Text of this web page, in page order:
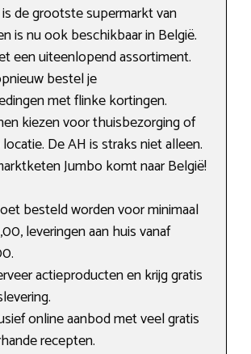
de grootste supermarkt van
is nu ook beschikbaar in België.
een uiteenlopend assortiment.
bestel je
met flinke kortingen.
kiezen voor thuisbezorging of
De AH is straks niet alleen.
Jumbo komt naar België!
besteld worden voor minimaal
leveringen aan huis vanaf
actieproducten en krijg gratis
online aanbod met veel gratis
recepten.